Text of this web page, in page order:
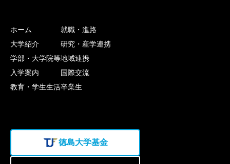
ホーム
大学紹介
学部・大学院等
入学案内
教育・学生生活
就職・進路
研究・産学連携
地域連携
国際交流
卒業生
徳島大学基金